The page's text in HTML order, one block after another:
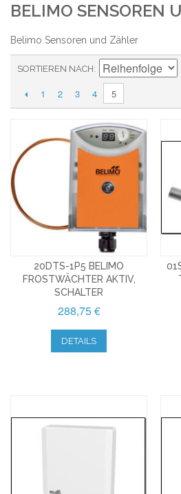
BELIMO SENSOREN
Belimo Sensoren und Zähler
SORTIEREN NACH
1 2 3 4 5
20DTS-1P5 BELIMO
FROSTWÄCHTER AKTIV,
SCHALTER
288,75 €
DETAILS